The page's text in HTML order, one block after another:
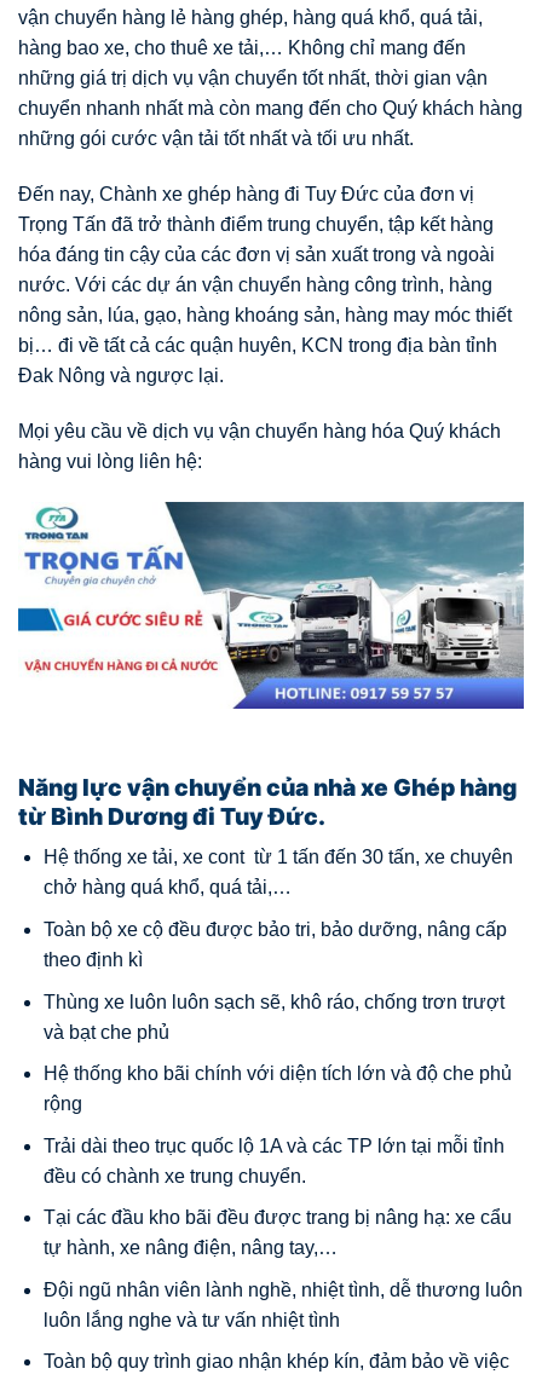
vận chuyển hàng lẻ hàng ghép, hàng quá khổ, quá tải,
hàng bao xe, cho thuê xe tải,… Không chỉ mang đến
những giá trị dịch vụ vận chuyển tốt nhất, thời gian vận
chuyển nhanh nhất mà còn mang đến cho Quý khách hàng
những gói cước vận tải tốt nhất và tối ưu nhất.
Đến nay, Chành xe ghép hàng đi Tuy Đức của đơn vị
Trọng Tấn đã trở thành điểm trung chuyển, tập kết hàng
hóa đáng tin cậy của các đơn vị sản xuất trong và ngoài
nước. Với các dự án vận chuyển hàng công trình, hàng
nông sản, lúa, gạo, hàng khoáng sản, hàng may móc thiết
bị… đi về tất cả các quận huyên, KCN trong địa bàn tỉnh
Đak Nông và ngược lại.
Mọi yêu cầu về dịch vụ vận chuyển hàng hóa Quý khách
hàng vui lòng liên hệ:
Năng lực vận chuyển của nhà xe Ghép hàng
từ Bình Dương đi Tuy Đức.
Hệ thống xe tải, xe cont từ 1 tấn đến 30 tấn, xe chuyên
chở hàng quá khổ, quá tải,…
Toàn bộ xe cộ đều được bảo tri, bảo dưỡng, nâng cấp
theo định kì
Thùng xe luôn luôn sạch sẽ, khô ráo, chống trơn trượt
và bạt che phủ
Hệ thống kho bãi chính với diện tích lớn và độ che phủ
rộng
Trải dài theo trục quốc lộ 1A và các TP lớn tại mỗi tỉnh
đều có chành xe trung chuyển.
Tại các đầu kho bãi đều được trang bị nâng hạ: xe cẩu
tự hành, xe nâng điện, nâng tay,…
Đội ngũ nhân viên lành nghề, nhiệt tình, dễ thương luôn
luôn lắng nghe và tư vấn nhiệt tình
Toàn bộ quy trình giao nhận khép kín, đảm bảo về việc